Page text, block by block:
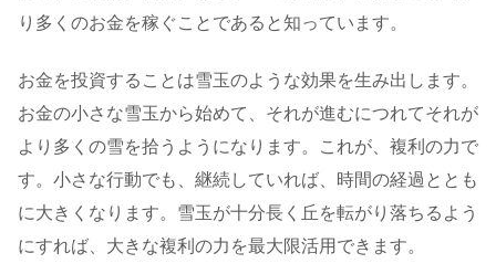
り多くのお金を稼ぐことであると知っています。
お金を投資することは雪玉のような効果を生み出します。
お金の小さな雪玉から始めて、それが進むにつれてそれが
より多くの雪を拾うようになります。これが、複利の力で
す。小さな行動でも、継続していれば、時間の経過ととも
に大きくなります。雪玉が十分長く丘を転がり落ちるよう
にすれば、大きな複利の力を最大限活用できます。